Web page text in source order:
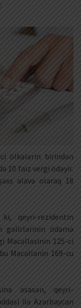
ölkələrin birindən
10 faiz vergi ödəyir.
əlavə olaraq 18
qeyri-rezidentin
gəlirlərinin ödəmə
Məcəlləsinin 125-ci
Məcəllənin 169-cu
əsasən, qeyri-
ilə Azərbaycan